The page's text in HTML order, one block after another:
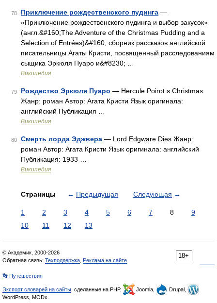
78 Приключение рождественского пудинга —
«Приключение рождественского пудинга и выбор закусок»
(англ.&#160;The Adventure of the Christmas Pudding and a
Selection of Entrées)&#160; сборник рассказов английской
писательницы Агаты Кристи, посвященный расследованиям
сыщика Эркюля Пуаро и&#8230; …
Википедия
79 Рождество Эркюля Пуаро — Hercule Poirot s Christmas
Жанр: роман Автор: Агата Кристи Язык оригинала:
английский Публикация …
Википедия
80 Смерть лорда Эджвера — Lord Edgware Dies Жанр:
роман Автор: Агата Кристи Язык оригинала: английский
Публикация: 1933 …
Википедия
Страницы ← Предыдущая Следующая →
1 2 3 4 5 6 7 8
9
10
11 12 13
18+
© Академик, 2000-2026
Обратная связь: Техподдержка Реклама на сайте
👣 Путешествия
Экспорт словарей на сайты , сделанные на PHP, Joomla,
Drupal,
WordPress, MODx.